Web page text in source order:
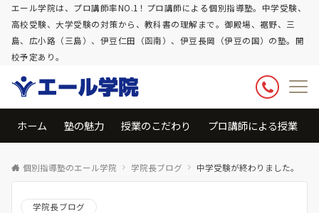
エール学院は、プロ講師率NO.1！プロ講師による個別指導塾。中学受験、
高校受験、大学受験の対策から、教科書の理解まで。御殿場、裾野、三
島、広小路（三島）、伊豆仁田（函南）、伊豆長岡（伊豆の国）の塾。開
校予定あり。
ホーム 塾の魅力 授業のこだわり プロ講師による授業
個別指導塾のエール学院 学院長ブログ 中学受験が終わりました。
学院長ブログ